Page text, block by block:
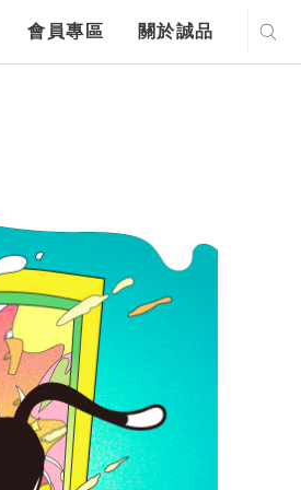
會員專區 關於誠品